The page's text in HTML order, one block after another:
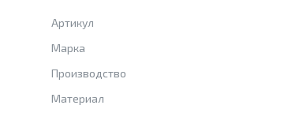
Артикул
Марка
Производство
Материал